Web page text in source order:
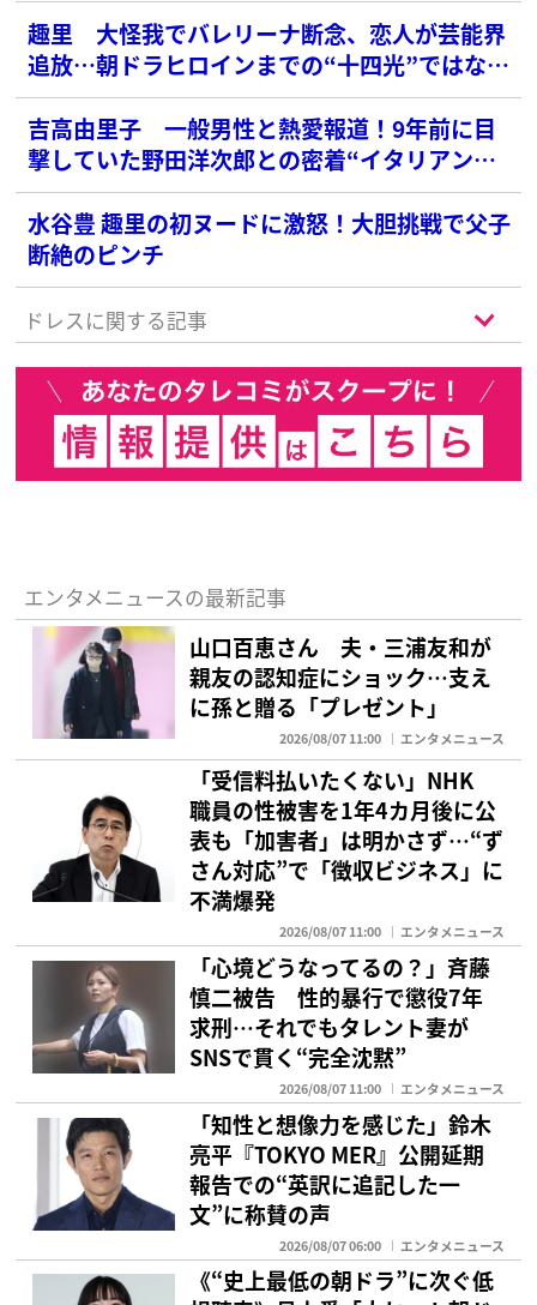
趣里 大怪我でバレリーナ断念、恋人が芸能界
追放…朝ドラヒロインまでの“十四光”ではない
壮絶半生
吉高由里子 一般男性と熱愛報道！9年前に目
撃していた野田洋次郎との密着“イタリアンデ
ート”
水谷豊 趣里の初ヌードに激怒！大胆挑戦で父子
断絶のピンチ
ドレスに関する記事
エンタメニュースの最新記事
山口百恵さん 夫・三浦友和が
親友の認知症にショック…支え
に孫と贈る「プレゼント」
2026/08/07 11:00 エンタメニュース
「受信料払いたくない」NHK
職員の性被害を1年4カ月後に公
表も「加害者」は明かさず…“ず
さん対応”で「徴収ビジネス」に
不満爆発
2026/08/07 11:00 エンタメニュース
「心境どうなってるの？」斉藤
慎二被告 性的暴行で懲役7年
求刑…それでもタレント妻が
SNSで貫く“完全沈黙”
2026/08/07 11:00 エンタメニュース
「知性と想像力を感じた」鈴木
亮平『TOKYO MER』公開延期
報告での“英訳に追記した一
文”に称賛の声
2026/08/07 06:00 エンタメニュース
《“史上最低の朝ドラ”に次ぐ低